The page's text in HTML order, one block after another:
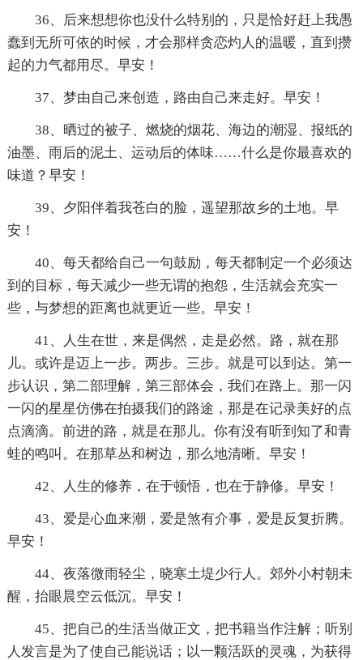
36、后来想想你也没什么特别的，只是恰好赶上我愚
蠢到无所可依的时候，才会那样贪恋灼人的温暖，直到攒
起的力气都用尽。早安！
37、梦由自己来创造，路由自己来走好。早安！
38、晒过的被子、燃烧的烟花、海边的潮湿、报纸的
油墨、雨后的泥土、运动后的体味……什么是你最喜欢的
味道？早安！
39、夕阳伴着我苍白的脸，遥望那故乡的土地。早
安！
40、每天都给自己一句鼓励，每天都制定一个必须达
到的目标，每天减少一些无谓的抱怨，生活就会充实一
些，与梦想的距离也就更近一些。早安！
41、人生在世，来是偶然，走是必然。路，就在那
儿。或许是迈上一步。两步。三步。就是可以到达。第一
步认识，第二部理解，第三部体会，我们在路上。那一闪
一闪的星星仿佛在拍摄我们的路途，那是在记录美好的点
点滴滴。前进的路，就是在那儿。你有没有听到知了和青
蛙的鸣叫。在那草丛和树边，那么地清晰。早安！
42、人生的修养，在于顿悟，也在于静修。早安！
43、爱是心血来潮，爱是煞有介事，爱是反复折腾。
早安！
44、夜落微雨轻尘，晓寒土堤少行人。郊外小村朝未
醒，抬眼晨空云低沉。早安！
45、把自己的生活当做正文，把书籍当作注解；听别
人发言是为了使自己能说话；以一颗活跃的灵魂，为获得